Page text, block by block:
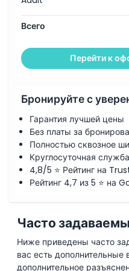
Всего
Перейти к
Бронируйте с
Гарантия лучшей цены
Без платы за
Полностью сквозное
Круглосуточная
4,8/5 ⭐ Рейтинг на
Рейтинг 4,7 из 5 ⭐ на
Часто
Ниже приведены часто
вас есть дополнительные
дополнительное